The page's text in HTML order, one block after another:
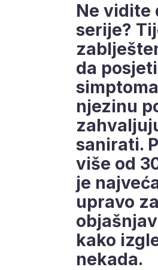
Ne vidite
serije?
da
njezinu
sanirati.
više od
je
upravo
kako
nekada.